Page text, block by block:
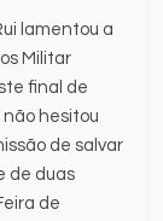
lamentou a
Militar
final de
não hesitou
de salvar
de duas
de